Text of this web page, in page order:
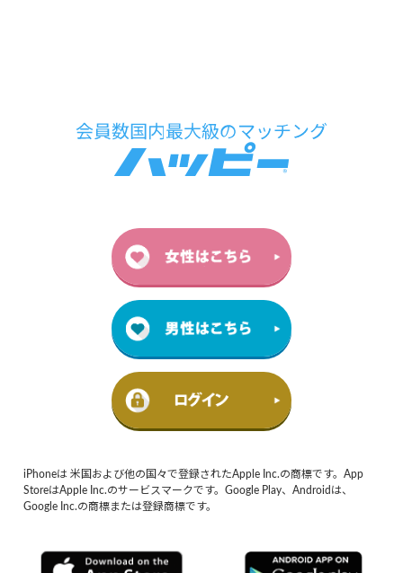
iPhoneは 米国および他の国々で登録されたApple Inc.の商標です。App
StoreはApple Inc.のサービスマークです。Google Play、Androidは、
Google Inc.の商標または登録商標です。